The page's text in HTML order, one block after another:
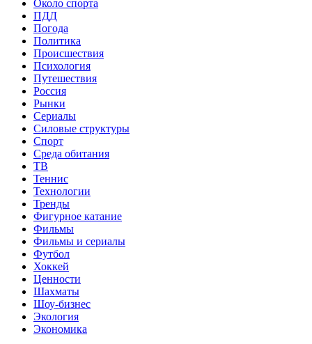
Около спорта
ПДД
Погода
Политика
Происшествия
Психология
Путешествия
Россия
Рынки
Сериалы
Силовые структуры
Спорт
Среда обитания
ТВ
Теннис
Технологии
Тренды
Фигурное катание
Фильмы
Фильмы и сериалы
Футбол
Хоккей
Ценности
Шахматы
Шоу-бизнес
Экология
Экономика